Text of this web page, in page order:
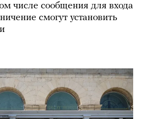
числе сообщения для входа
смогут установить